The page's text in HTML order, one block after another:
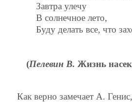
Завтра улечу
В солнечное лето,
Буду делать все, что
(Пелевин В. Жизнь
Как верно замечает А.